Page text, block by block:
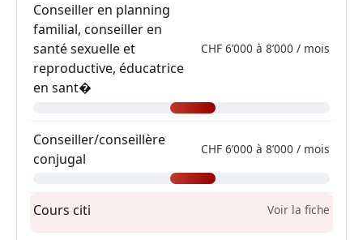
Conseiller en planning
familial, conseiller en
santé sexuelle et
reproductive, éducatrice
en sant�
CHF 6’000 à 8’000 / mois
Conseiller/conseillère
conjugal
CHF 6’000 à 8’000 / mois
Cours citi Voir la fiche